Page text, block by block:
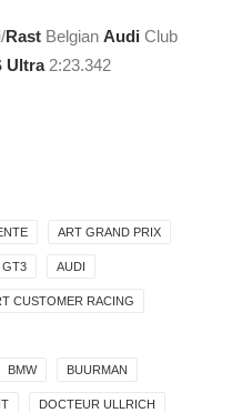
/Rast Belgian Audi Club
Ultra2:23.342
ART GRAND PRIX
GT3 AUDI
CUSTOMER RACING
BMW BUURMAN
DOCTEUR ULLRICH